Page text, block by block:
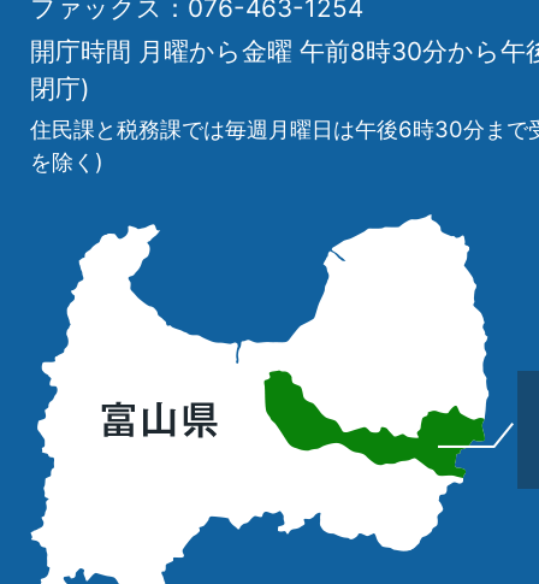
ファックス：076-463-1254
開庁時間 月曜から金曜 午前8時30分から午
閉庁)
住民課と税務課では毎週月曜日は午後6時30分まで
を除く)
の
位
置
を
記
し